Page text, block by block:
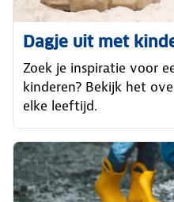
Dagje uit met
Zoek je inspiratie voor
kinderen? Bekijk het
elke leeftijd.